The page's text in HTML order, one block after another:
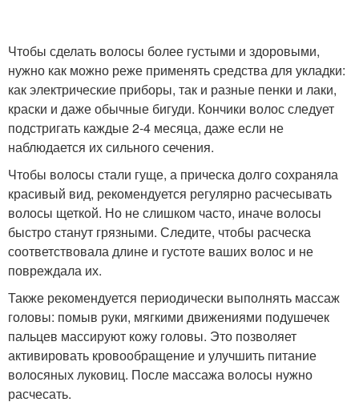
Чтобы сделать волосы более густыми и здоровыми,
нужно как можно реже применять средства для укладки:
как электрические приборы, так и разные пенки и лаки,
краски и даже обычные бигуди. Кончики волос следует
подстригать каждые 2-4 месяца, даже если не
наблюдается их сильного сечения.
Чтобы волосы стали гуще, а прическа долго сохраняла
красивый вид, рекомендуется регулярно расчесывать
волосы щеткой. Но не слишком часто, иначе волосы
быстро станут грязными. Следите, чтобы расческа
соответствовала длине и густоте ваших волос и не
повреждала их.
Также рекомендуется периодически выполнять массаж
головы: помыв руки, мягкими движениями подушечек
пальцев массируют кожу головы. Это позволяет
активировать кровообращение и улучшить питание
волосяных луковиц. После массажа волосы нужно
расчесать.